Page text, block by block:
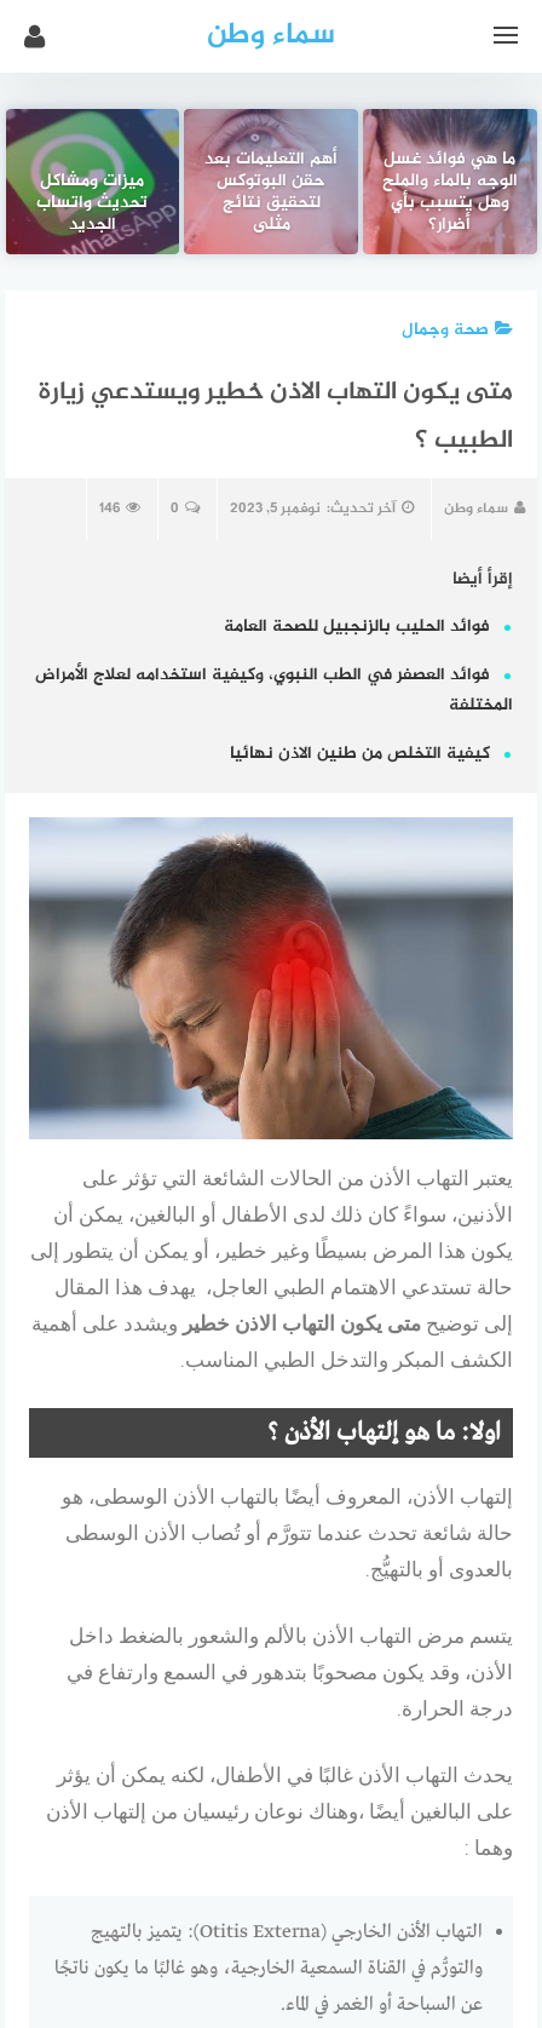
سماء وطن
ما هي فوائد غسل
الوجه بالماء والملح
وهل يتسبب بأي
أضرار؟
أهم التعليمات بعد
حقن البوتوكس
لتحقيق نتائج
مثلى
ميزات ومشاكل
تحديث واتساب
الجديد
صحة وجمال
متى يكون التهاب الاذن خطير ويستدعي زيارة
الطبيب ؟
سماء وطن آخر تحديث: نوفمبر 5, 2023 0
146
إقرأ أيضا
فوائد الحليب بالزنجبيل للصحة العامة
فوائد العصفر في الطب النبوي، وكيفية استخدامه لعلاج الأمراض
المختلفة
كيفية التخلص من طنين الاذن نهائيا
يعتبر التهاب الأذن من الحالات الشائعة التي تؤثر على
الأذنين، سواءً كان ذلك لدى الأطفال أو البالغين، يمكن أن
يكون هذا المرض بسيطًا وغير خطير، أو يمكن أن يتطور إلى
حالة تستدعي الاهتمام الطبي العاجل، يهدف هذا المقال
إلى توضيحمتى يكون التهاب الاذن خطير ويشدد على أهمية
الكشف المبكر والتدخل الطبي المناسب.
اولا: ما هو إلتهاب الأذن ؟
إلتهاب الأذن، المعروف أيضًا بالتهاب الأذن الوسطى، هو
حالة شائعة تحدث عندما تتورَّم أو تُصاب الأذن الوسطى
بالعدوى أو بالتهيُّج.
يتسم مرض التهاب الأذن بالألم والشعور بالضغط داخل
الأذن، وقد يكون مصحوبًا بتدهور في السمع وارتفاع في
درجة الحرارة.
يحدث التهاب الأذن غالبًا في الأطفال، لكنه يمكن أن يؤثر
على البالغين أيضًا ،وهناك نوعان رئيسيان من إلتهاب الأذن
وهما :
التهاب الأذن الخارجي (Otitis Externa): يتميز بالتهيج
والتورُّم في القناة السمعية الخارجية، وهو غالبًا ما يكون ناتجًا
عن السباحة أو الغمر في الماء.